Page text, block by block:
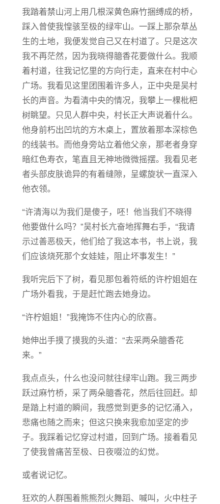
我踏着禁山河上用几根深黄色麻竹捆缚成的桥，
踩入曾使我惶骇至极的绿牢山。一踩上那杂草丛
生的土地，我便发觉自己又在村道了。只是这次
我不再茫然，因为我晓得臆香花要做什么。我顺
着村道，往我记忆里的方向行走，直来在村中心
广场。我看见这里团围着许多人，正中央是吴村
长的声音。为看清中央的情况，我攀上一棵枇杷
树眺望。只见人群中央，村长正大声说着什么。
他身前朽出凹坑的方木桌上，置放着那本深棕色
的线装书。而他身旁站立着他父亲，那老者身穿
暗红色寿衣，笔直且无神地微微摇摆。我看见老
者头部皮肤诡异的有着缝隙，呈螺旋状一直深入
他衣领。
“许清海以为我们是傻子，呸！他当我们不晓得
他要做什么吗？”吴村长亢奋地挥舞右手，“我请
示过善恶极天，他们给了我这本书，书上说，我
们应该烧死那个女娃娃，阻止坏事发生！”
我听完后下了树，看见那包着符纸的许柠姐姐在
广场外看我，于是赶忙跑去她身边。
“许柠姐姐！”我掩饰不住内心的欣喜。
她伸出手摸了摸我的头道：“去采两朵臆香花
来。”
我点点头，什么也没问就往绿牢山跑。我三两步
跃过麻竹桥，采了两朵臆香花，然后往回赶。却
是踏上村道的瞬间，我感觉到更多的记忆涌入，
悲痛也随之而来；但这只换来我愈加坚定的步
子。我踩着记忆穿过村道，回到广场。接着看见
了使我曾痛苦至极、日夜啜泣的幻觉。
或者说记忆。
狂欢的人群围着熊熊烈火舞蹈、喊叫，火中柱子